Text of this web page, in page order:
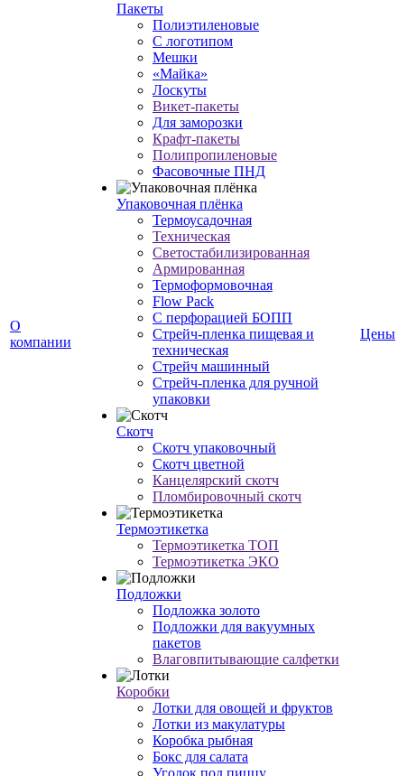
О
компании
Пакеты
Полиэтиленовые
С логотипом
Мешки
«Майка»
Лоскуты
Викет-пакеты
Для заморозки
Крафт-пакеты
Полипропиленовые
Фасовочные ПНД
Упаковочная плёнка
Термоусадочная
Техническая
Светостабилизированная
Армированная
Термоформовочная
Flow Pack
С перфорацией БОПП
Стрейч-пленка пищевая и
техническая
Стрейч машинный
Стрейч-пленка для ручной
упаковки
Скотч
Скотч упаковочный
Скотч цветной
Канцелярский скотч
Пломбировочный скотч
Термоэтикетка
Термоэтикетка ТОП
Термоэтикетка ЭКО
Подложки
Подложка золото
Подложки для вакуумных
пакетов
Влаговпитывающие салфетки
Коробки
Лотки для овощей и фруктов
Лотки из макулатуры
Коробка рыбная
Бокс для салата
Цены